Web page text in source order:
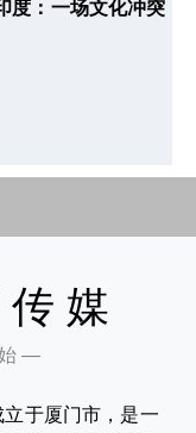
度：一场文化冲突
媒
—
于厦门市，是一